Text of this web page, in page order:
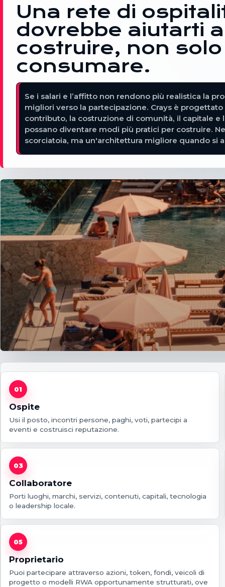
Una rete di
dovrebbe aiutarti a
costruire, non
consumare.
Se i salari e l’affitto non rendono più realistica la
migliori verso la partecipazione. Crays è
contributo, la costruzione di comunità, il capitale e
possano diventare modi più pratici per costruire.
scorciatoia, ma un'architettura migliore quando si
01
Ospite
Usi il posto, incontri persone, paghi, voti, partecipi a
eventi e costruisci reputazione.
03
Collaboratore
Porti luoghi, marchi, servizi, contenuti, capitali, tecnologia
o leadership locale.
05
Proprietario
Puoi partecipare attraverso azioni, token, fondi, veicoli di
progetto o modelli RWA opportunamente strutturati, ove